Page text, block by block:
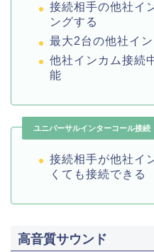
接続相手の他社イ
ングする
最大2台の他社イ
他社インカム接続
能
ユニバーサルインターコール接続
接続相手が他社イ
くても接続できる
高音質サウンド